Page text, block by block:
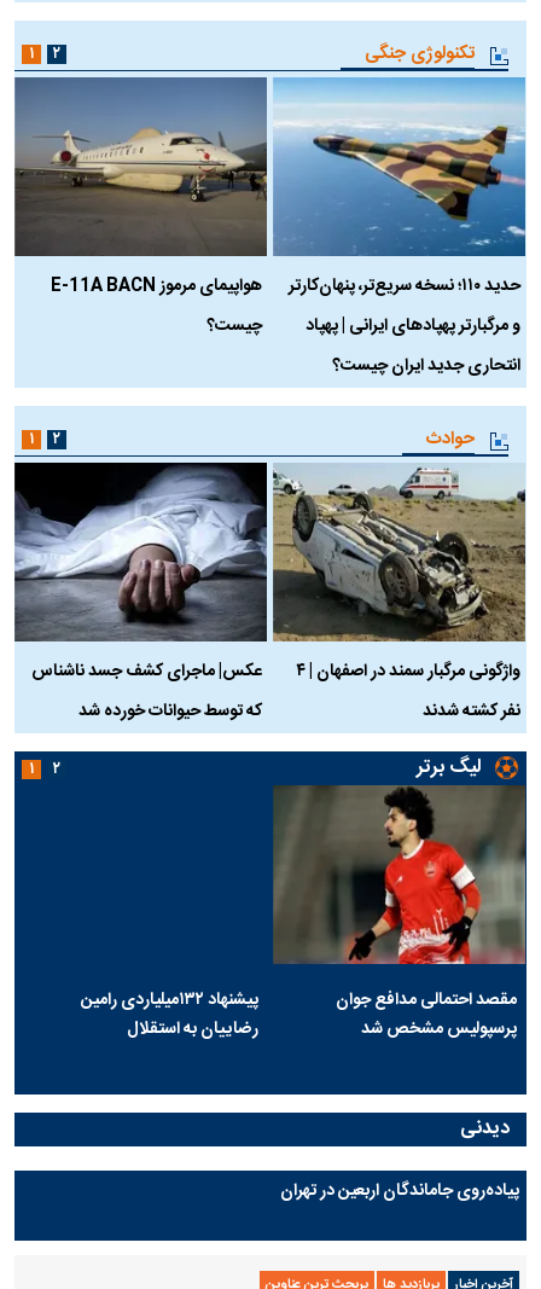
تکنولوژی جنگی
حدید ۱۱۰؛ نسخه سریع‌تر، پنهان‌کارتر
و مرگبارتر پهپادهای ایرانی | پهپاد
انتحاری جدید ایران چیست؟
هواپیمای مرموز E-11A BACN
چیست؟
۱ ۲
حوادث
واژگونی مرگبار سمند در اصفهان | ۴
نفر کشته شدند
عکس| ماجرای کشف جسد ناشناس
که توسط حیوانات خورده شد
۱ ۲
لیگ برتر
مقصد احتمالی مدافع جوان
پرسپولیس مشخص شد
پیشنهاد ۱۳۲میلیاردی رامین
رضاییان به استقلال
۱ ۲
دیدنی